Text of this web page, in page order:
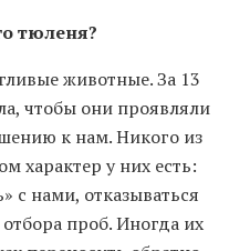
тюленя?
животные. За 13
чтобы они проявляли
к нам. Никого из
характер у них есть:
с нами, отказываться
проб. Иногда их